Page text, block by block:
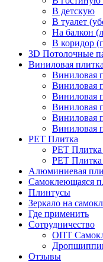
В детскую
В туалет
На балкон
В коридор
3D Потолочные
Виниловая плитка
Виниловая
Виниловая
Виниловая
Виниловая
Виниловая
Виниловая
PET Плитка
PET
PET Плитка
Алюминиевая
Самоклеющаяся
Плинтусы
Зеркало на
Где применить
Сотрудничество
ОПТ
Отзывы